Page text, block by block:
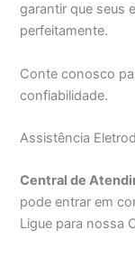
garantir que seus
perfeitamente.
Conte conosco
confiabilidade.
Assistência
Central de
pode entrar em
Ligue para nossa